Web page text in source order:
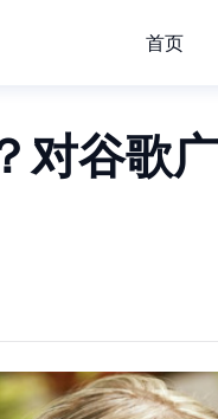
首页
对谷歌